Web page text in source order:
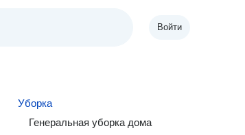
Войти
Уборка
Генеральная уборка дома